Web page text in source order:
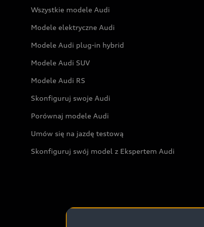
Wszystkie modele Audi
Modele elektryczne Audi
Modele Audi plug-in hybrid
Modele Audi SUV
Modele Audi RS
Skonfiguruj swoje Audi
Porównaj modele Audi
Umów się na jazdę testową
Skonfiguruj swój model z Ekspertem Audi